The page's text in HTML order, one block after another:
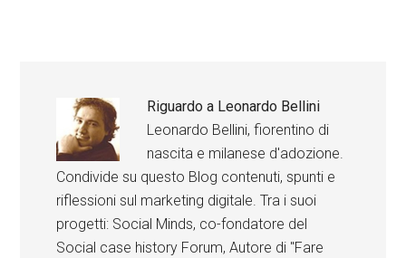
Riguardo a Leonardo Bellini
Leonardo Bellini, fiorentino di
nascita e milanese d'adozione.
Condivide su questo Blog contenuti, spunti e
riflessioni sul marketing digitale. Tra i suoi
progetti: Social Minds, co-fondatore del
Social case history Forum, Autore di "Fare